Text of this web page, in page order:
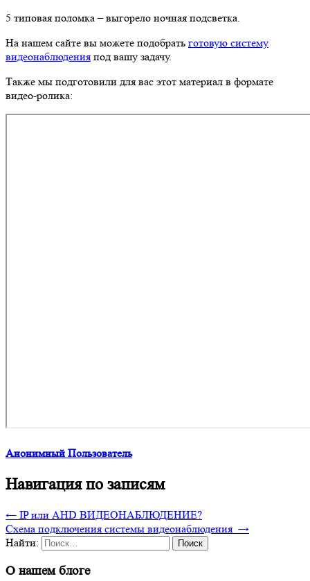
5 типовая поломка – выгорело ночная подсветка.
На нашем сайте вы можете подобрать готовую систему
видеонаблюдения под вашу задачу.
Также мы подготовили для вас этот материал в формате
видео-ролика:
Анонимный Пользователь
Навигация по записям
← IP или AHD ВИДЕОНАБЛЮДЕНИЕ?
Схема подключения системы видеонаблюдения →
Найти:
О нашем блоге